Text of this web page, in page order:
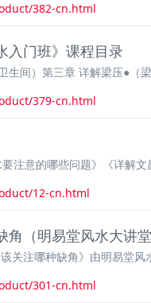
382-cn.html
入门班》课程目录
生间）第三章 详解梁压●（
379-cn.html
注意的哪些问题》《详解文
12-cn.html
（明易堂风水大讲堂
关注哪种缺角》由明易堂风
301-cn.html